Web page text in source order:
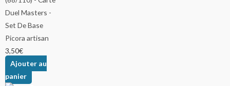
Picora artisan
3,50€
Ajouter au
panier